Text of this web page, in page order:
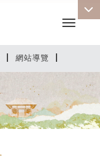
| 網站導覽 |
Toggle